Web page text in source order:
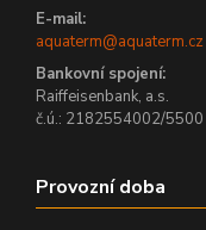
E-mail:
aquaterm@aquaterm.cz
Bankovní spojení:
Raiffeisenbank, a.s.
č.ú.: 2182554002/5500
Provozní doba